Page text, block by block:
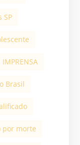
SP
IMPRENSA
Brasil
por morte